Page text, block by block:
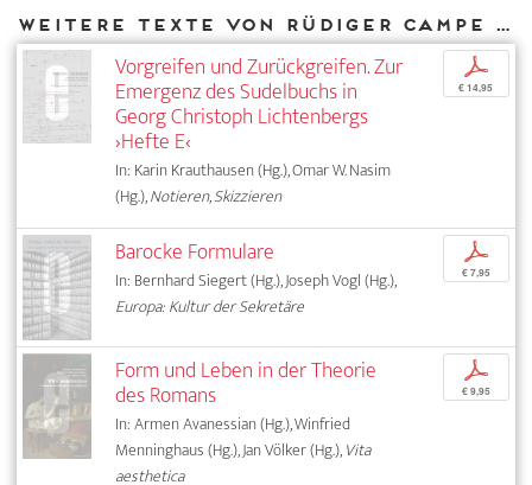
Weitere Texte von Rüdiger Campe bei DIAPHANES
Vorgreifen und Zurückgreifen. Zur
Emergenz des Sudelbuchs in
Georg Christoph Lichtenbergs
›Hefte E‹
In: Karin Krauthausen (Hg.), Omar W. Nasim
(Hg.),Notieren, Skizzieren
p
€ 14,95
Barocke Formulare
In: Bernhard Siegert (Hg.), Joseph Vogl (Hg.),
Europa: Kultur der Sekretäre
p
€ 7,95
Form und Leben in der Theorie
des Romans
In: Armen Avanessian (Hg.), Winfried
Menninghaus (Hg.), Jan Völker (Hg.),Vita
aesthetica
p
€ 9,95